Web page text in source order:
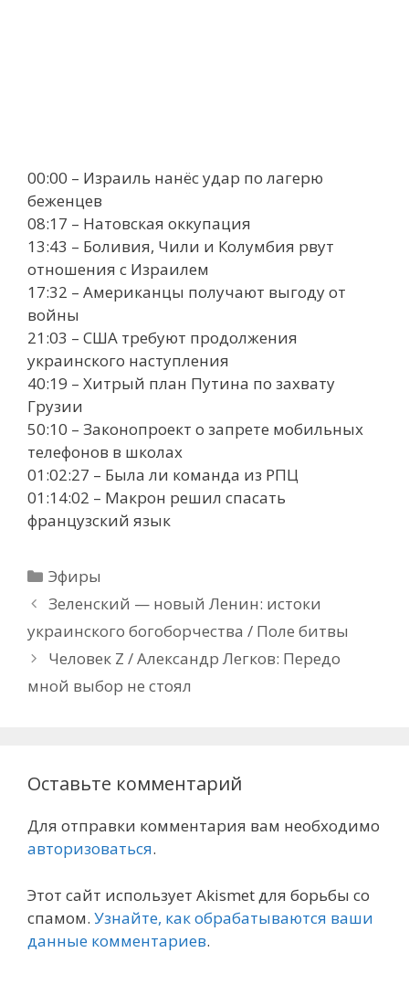
00:00 – Израиль нанёс удар по лагерю
беженцев
08:17 – Натовская оккупация
13:43 – Боливия, Чили и Колумбия рвут
отношения с Израилем
17:32 – Американцы получают выгоду от
войны
21:03 – США требуют продолжения
украинского наступления
40:19 – Хитрый план Путина по захвату
Грузии
50:10 – Законопроект о запрете мобильных
телефонов в школах
01:02:27 – Была ли команда из РПЦ
01:14:02 – Макрон решил спасать
французский язык
Рубрики
Эфиры
Зеленский — новый Ленин: истоки
украинского богоборчества / Поле битвы
Человек Z / Александр Легков: Передо
мной выбор не стоял
Оставьте комментарий
Для отправки комментария вам необходимо
авторизоваться.
Этот сайт использует Akismet для борьбы со
спамом. Узнайте, как обрабатываются ваши
данные комментариев.